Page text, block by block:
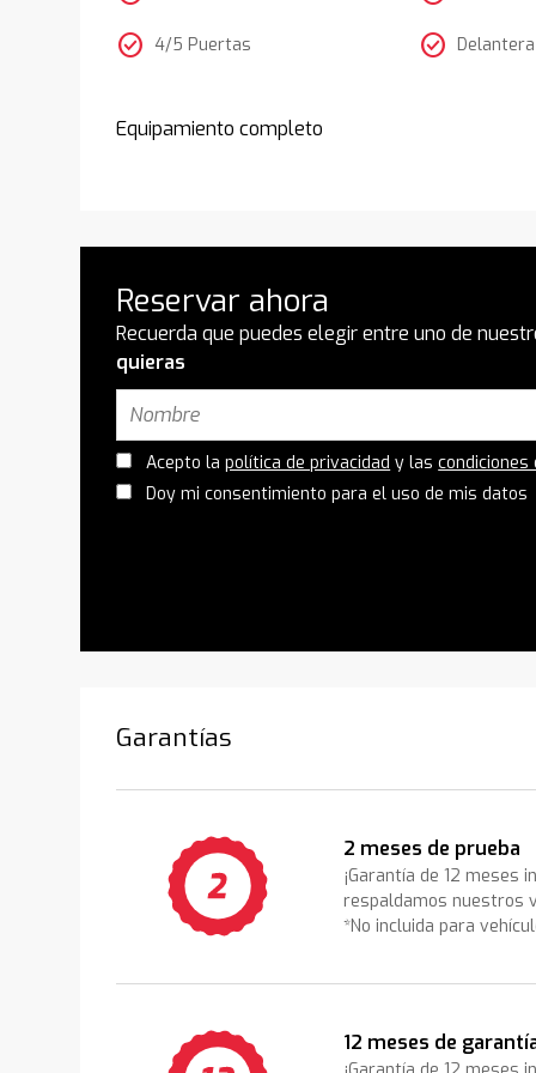
check_circle 4/5 Puertas check_circle Delantera
Equipamiento completo
Reservar ahora
Recuerda que puedes elegir entre uno de
quieras
Acepto lapolítica de privacidad y lascondiciones
Doy mi consentimiento para el uso de mis datos
Garantías
2 meses de prueba
¡Garantía de 12 meses
respaldamos nuestros
*No incluida para
12 meses de